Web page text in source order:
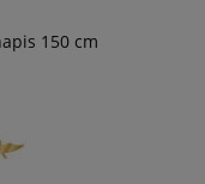
150 cm